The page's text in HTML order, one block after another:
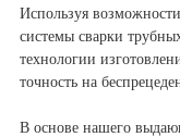
Используя
системы сварки
технологии
точность на
В основе нашего